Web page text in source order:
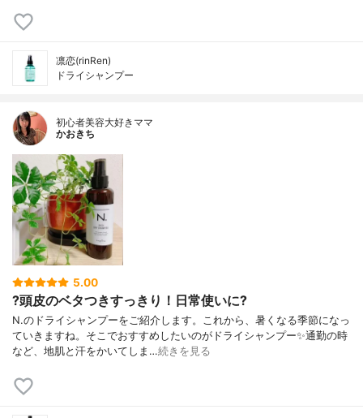
凛恋(rinRen)
ドライシャンプー
初心者美容大好きママ
かおきち
5.00
?頭皮のベタつきすっきり！日常使いに?
N.のドライシャンプーをご紹介します。これから、暑くなる季節になっ
ていきますね。そこでおすすめしたいのがドライシャンプー✨ 通勤の時
など、地肌と汗をかいてしま…続きを見る